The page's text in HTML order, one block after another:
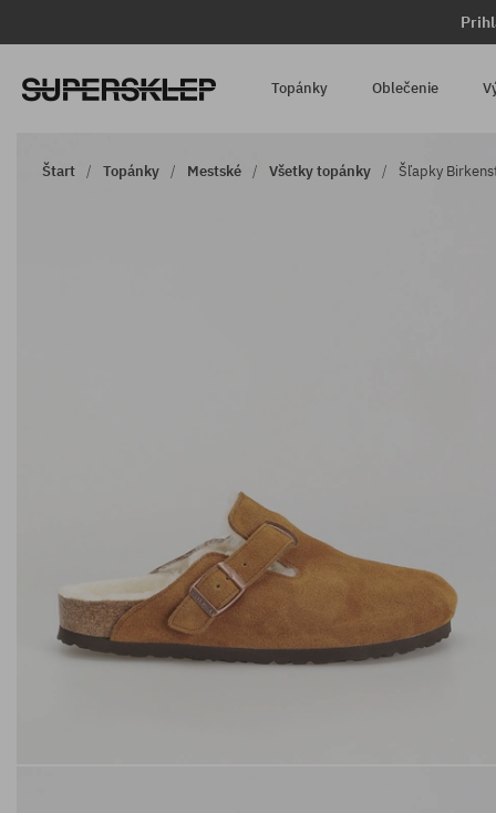
Topánky Oblečenie
Štart Topánky Mestské Všetky topánky Šľapky